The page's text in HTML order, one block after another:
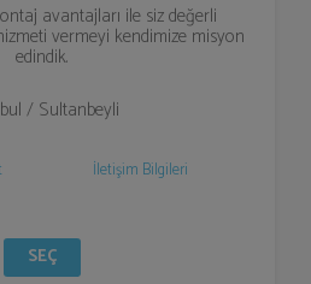
avantajları ile siz değerli
vermeyi kendimize misyon
edindik.
/ Sultanbeyli
İletişim Bilgileri
SEÇ